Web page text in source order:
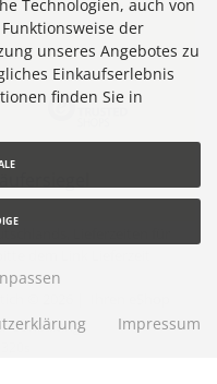
Consulting
Technologien, auch von
der
unseres Angebotes zu
Einkaufserlebnis
finden Sie in
Impressum